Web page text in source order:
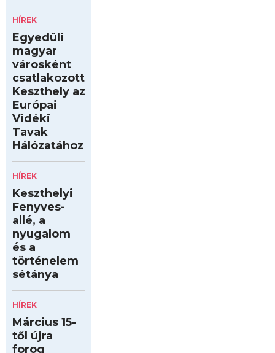
HÍREK
Egyedüli
magyar
városként
csatlakozott
Keszthely az
Európai
Vidéki
Tavak
Hálózatához
HÍREK
Keszthelyi
Fenyves-
allé, a
nyugalom
és a
történelem
sétánya
HÍREK
Március 15-
től újra
forog